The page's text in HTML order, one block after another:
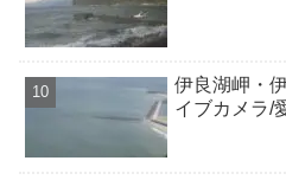
伊良湖岬・
イブカメラ/